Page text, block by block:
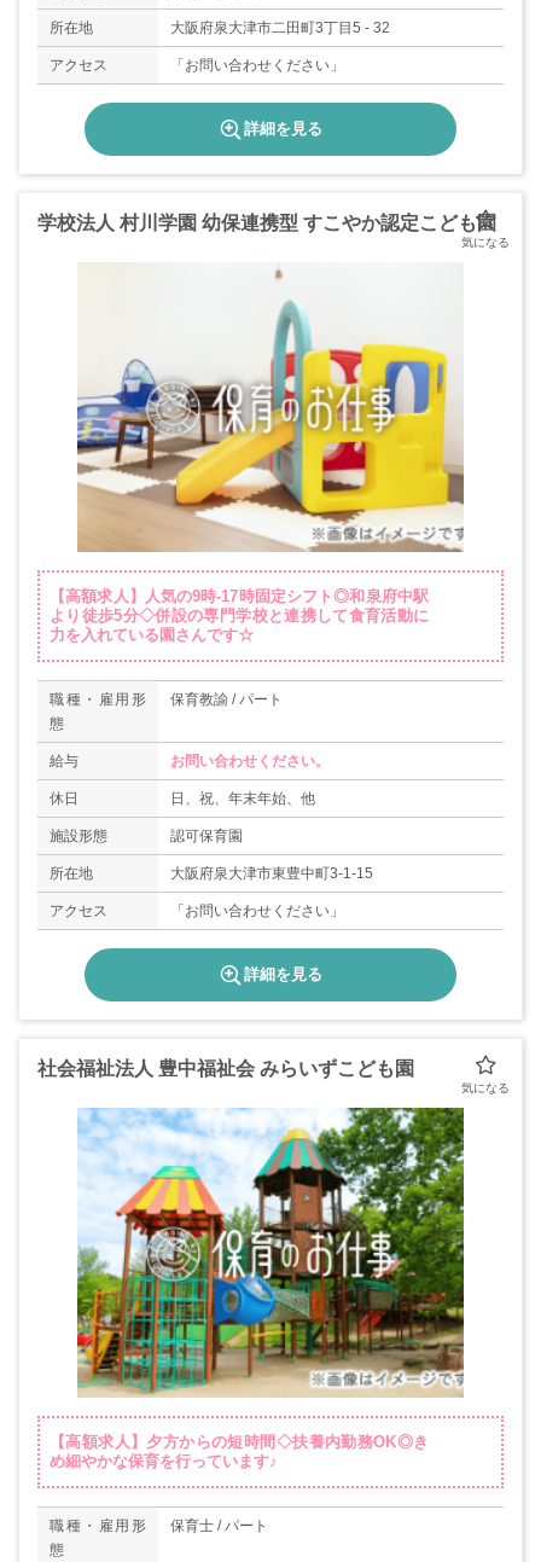
所在地 大阪府泉大津市二田町3丁目5 - 32
アクセス 「お問い合わせください」
詳細を見る
学校法人 村川学園 幼保連携型 すこやか認定こども園
【高額求人】人気の9時‐17時固定シフト◎和泉府中駅
より徒歩5分◇併設の専門学校と連携して食育活動に
力を入れている園さんです☆
職種・雇用形
態
保育教諭 / パート
給与 お問い合わせください。
休日 日、祝、年末年始、他
施設形態 認可保育園
所在地 大阪府泉大津市東豊中町3-1-15
アクセス 「お問い合わせください」
詳細を見る
社会福祉法人 豊中福祉会 みらいずこども園
【高額求人】夕方からの短時間◇扶養内勤務OK◎き
め細やかな保育を行っています♪
職種・雇用形
態
保育士 / パート